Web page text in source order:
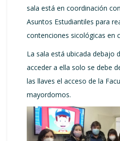
sala está en coordinación
Asuntos Estudiantiles para
contenciones sicológicas en
La sala está ubicada debajo
acceder a ella solo se debe
las llaves el acceso de la
mayordomos.